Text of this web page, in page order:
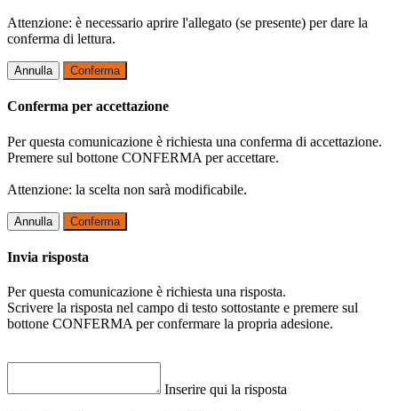
Attenzione: è necessario aprire l'allegato (se presente) per dare la
conferma di lettura.
Annulla Conferma
Conferma per accettazione
Per questa comunicazione è richiesta una conferma di accettazione.
Premere sul bottone CONFERMA per accettare.
Attenzione: la scelta non sarà modificabile.
Annulla Conferma
Invia risposta
Per questa comunicazione è richiesta una risposta.
Scrivere la risposta nel campo di testo sottostante e premere sul
bottone CONFERMA per confermare la propria adesione.
Inserire qui la risposta